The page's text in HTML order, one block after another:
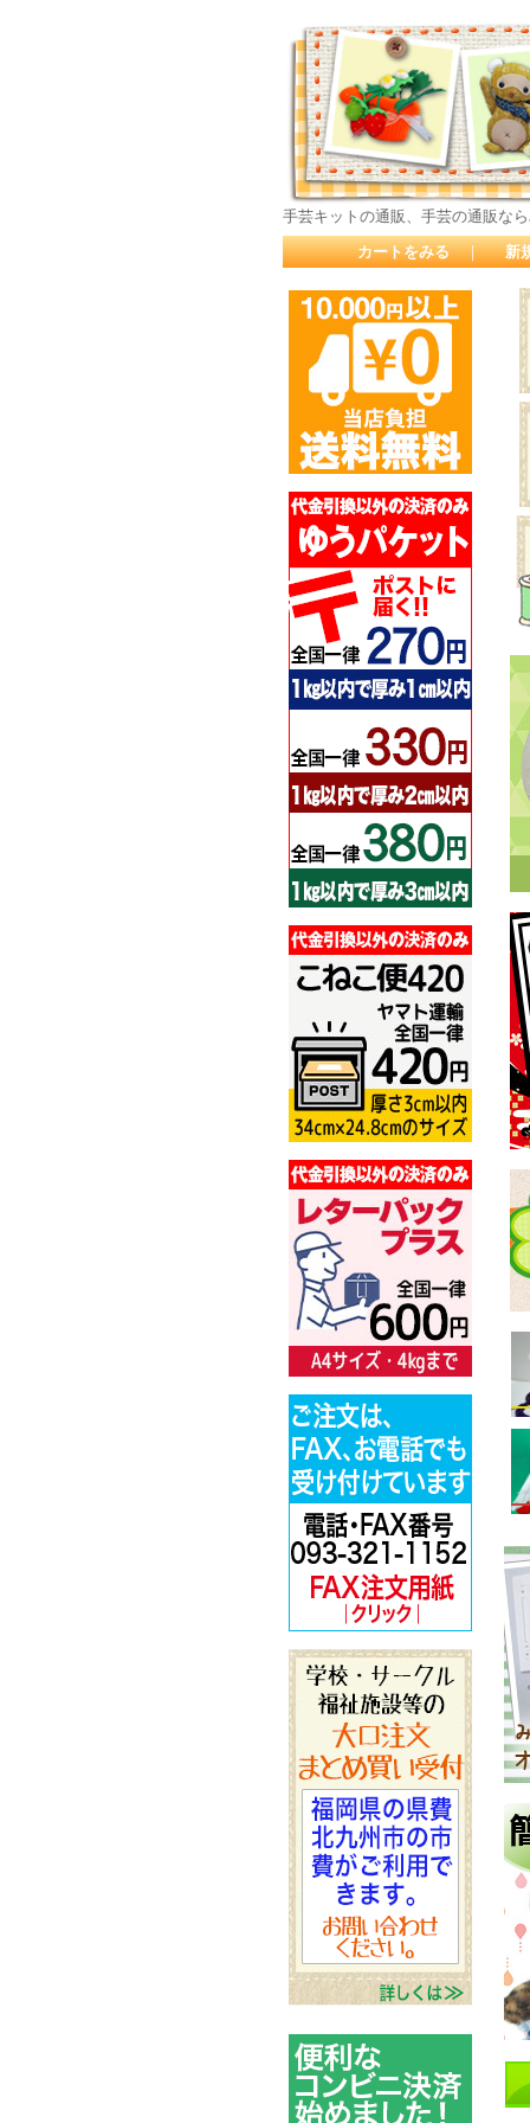
手芸キットの通販、手芸の通販な
カートをみる ｜ 新